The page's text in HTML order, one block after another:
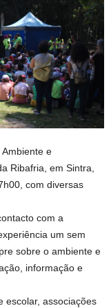
e
Ribafria, em Sintra,
com diversas
com a
um sem
sobre o ambiente e
informação e
escolar, associações